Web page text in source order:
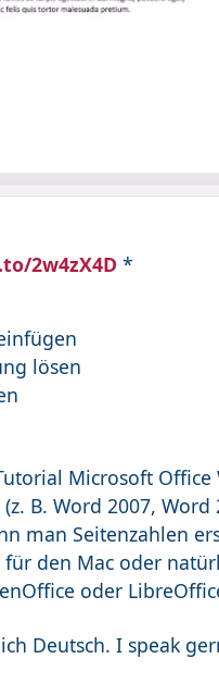
2w4zX4D *
lösen
Microsoft
B. Word 2007,
man Seitenzahlen
den Mac oder
oder
Deutsch. I speak